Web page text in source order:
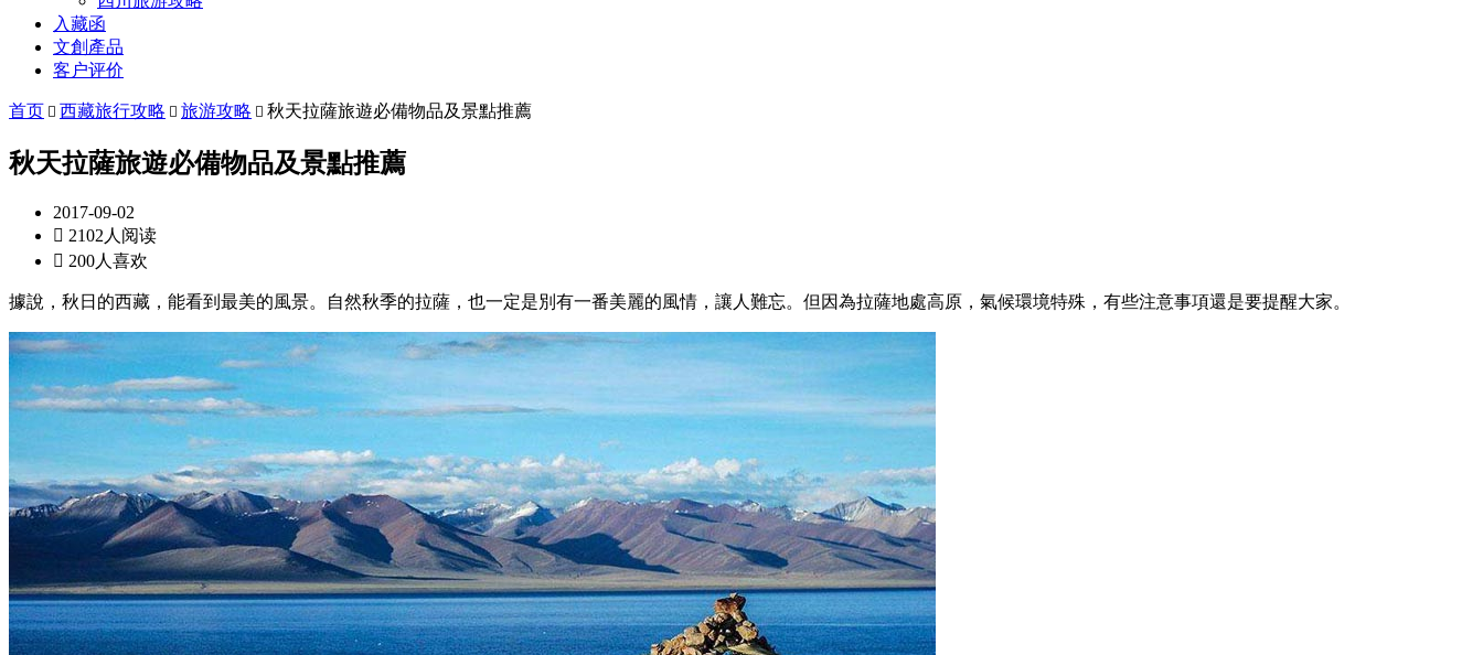
入藏函
文創產品
客户评价
首页  西藏旅行攻略  旅游攻略  秋天拉薩旅遊必備物品及景點推薦
秋天拉薩旅遊必備物品及景點推薦
2017-09-02
 2102人阅读
 200人喜欢
據說，秋日的西藏，能看到最美的風景。自然秋季的拉薩，也一定是別有一番美麗的風情，讓人難忘。但因為拉薩地處高原，氣候環境特殊，有些注意事項還是要提醒大家。